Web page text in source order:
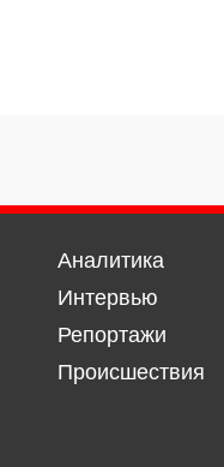
Аналитика
Интервью
Репортажи
Происшествия